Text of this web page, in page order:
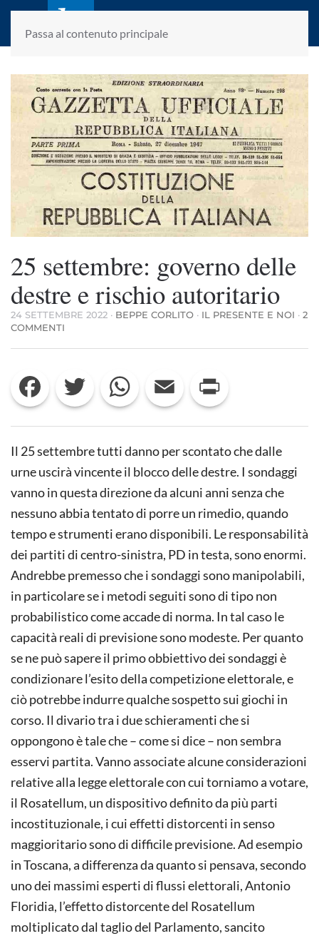
Passa al contenuto principale
laletteraturaenoi.it
fondato da Romano Luperini
25 settembre: governo delle
destre e rischio autoritario
24 SETTEMBRE 2022 · BEPPE CORLITO · IL PRESENTE E NOI · 2
COMMENTI
SETTEMBRE:
DELLE
DESTRE
E
AUTORITARIO
Facebook Twitter WhatsApp Email
Il 25 settembre tutti danno per scontato che dalle
urne uscirà vincente il blocco delle destre. I sondaggi
vanno in questa direzione da alcuni anni senza che
nessuno abbia tentato di porre un rimedio, quando
tempo e strumenti erano disponibili. Le responsabilità
dei partiti di centro-sinistra, PD in testa, sono enormi.
Andrebbe premesso che i sondaggi sono manipolabili,
in particolare se i metodi seguiti sono di tipo non
probabilistico come accade di norma. In tal caso le
capacità reali di previsione sono modeste. Per quanto
se ne può sapere il primo obbiettivo dei sondaggi è
condizionare l’esito della competizione elettorale, e
ciò potrebbe indurre qualche sospetto sui giochi in
corso. Il divario tra i due schieramenti che si
oppongono è tale che – come si dice – non sembra
esservi partita. Vanno associate alcune considerazioni
relative alla legge elettorale con cui torniamo a votare,
il Rosatellum, un dispositivo definito da più parti
incostituzionale, i cui effetti distorcenti in senso
maggioritario sono di difficile previsione. Ad esempio
in Toscana, a differenza da quanto si pensava, secondo
uno dei massimi esperti di flussi elettorali, Antonio
Floridia, l’effetto distorcente del Rosatellum
moltiplicato dal taglio del Parlamento, sancito